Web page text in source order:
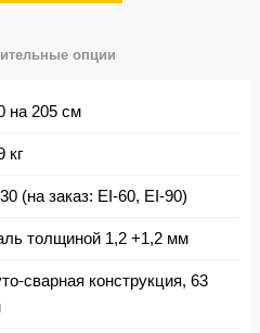
опции
на 205 см
кг
(на заказ: EI-60, EI-90)
толщиной 1,2 +1,2 мм
сварная конструкция, 63